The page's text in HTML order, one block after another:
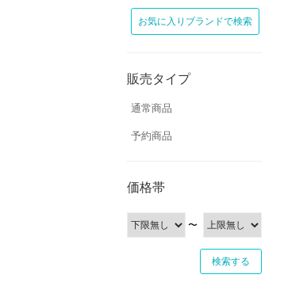
お気に入りブランドで検索
販売タイプ
通常商品
予約商品
価格帯
〜